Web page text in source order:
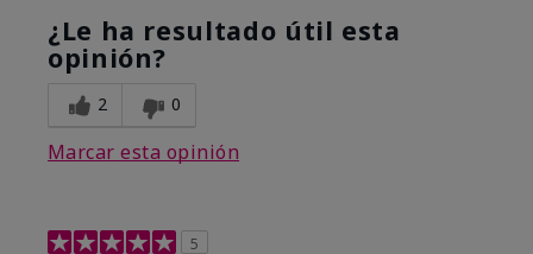
¿Le ha resultado útil esta
opinión?
2 0
Marcar esta opinión
5